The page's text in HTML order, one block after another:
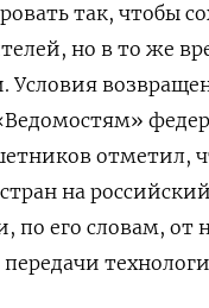
так, чтобы
но в то же
Условия
отметил,
на
его словам, от